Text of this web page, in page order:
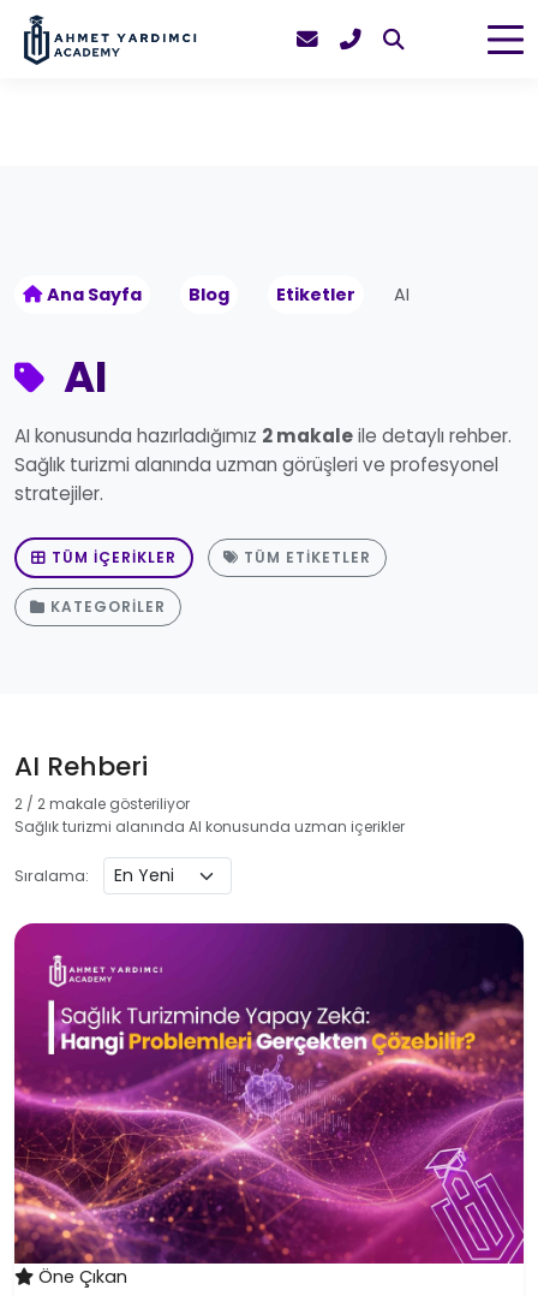
Ana Sayfa Blog Etiketler AI
AI
AI konusunda hazırladığımız 2 makaleile detaylı rehber.
Sağlık turizmi alanında uzman görüşleri ve profesyonel
stratejiler.
TÜM İÇERIKLER TÜM ETIKETLER
KATEGORILER
AI Rehberi
2 / 2 makale gösteriliyor
Sağlık turizmi alanında AI konusunda uzman içerikler
Sıralama:
Öne Çıkan